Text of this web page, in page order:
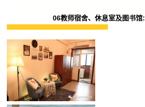
06教师宿舍、休息室及图书馆: